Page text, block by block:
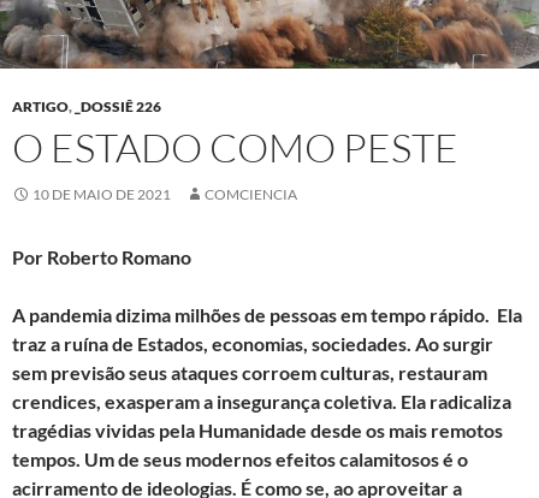
ARTIGO, _DOSSIÊ 226
O ESTADO COMO PESTE
10 DE MAIO DE 2021 COMCIENCIA
Por Roberto Romano
A pandemia dizima milhões de pessoas em tempo rápido. Ela
traz a ruína de Estados, economias, sociedades. Ao surgir
sem previsão seus ataques corroem culturas, restauram
crendices, exasperam a insegurança coletiva. Ela radicaliza
tragédias vividas pela Humanidade desde os mais remotos
tempos. Um de seus modernos efeitos calamitosos é o
acirramento de ideologias. É como se, ao aproveitar a